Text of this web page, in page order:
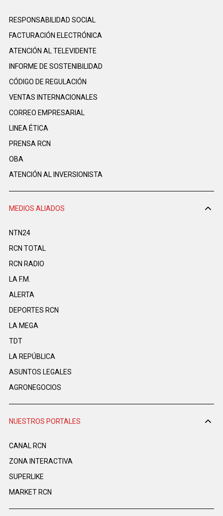
RESPONSABILIDAD SOCIAL
FACTURACIÓN ELECTRÓNICA
ATENCIÓN AL TELEVIDENTE
INFORME DE SOSTENIBILIDAD
CÓDIGO DE REGULACIÓN
VENTAS INTERNACIONALES
CORREO EMPRESARIAL
LINEA ÉTICA
PRENSA RCN
OBA
ATENCIÓN AL INVERSIONISTA
MEDIOS ALIADOS
NTN24
RCN TOTAL
RCN RADIO
LA F.M.
ALERTA
DEPORTES RCN
LA MEGA
TDT
LA REPÚBLICA
ASUNTOS LEGALES
AGRONEGOCIOS
NUESTROS PORTALES
CANAL RCN
ZONA INTERACTIVA
SUPERLIKE
MARKET RCN